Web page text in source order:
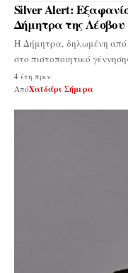
Silver Alert:
Δήμητρα της Λέσβου
H Δήμητρα, δηλωμένη από
στο πιστοποιητικό
4 έτη πριν
ΑπόΧαϊδάρι Σήμερα